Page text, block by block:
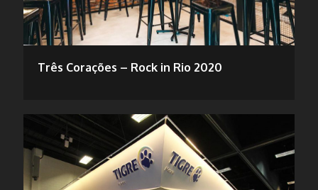
Três Corações – Rock in Rio 2020